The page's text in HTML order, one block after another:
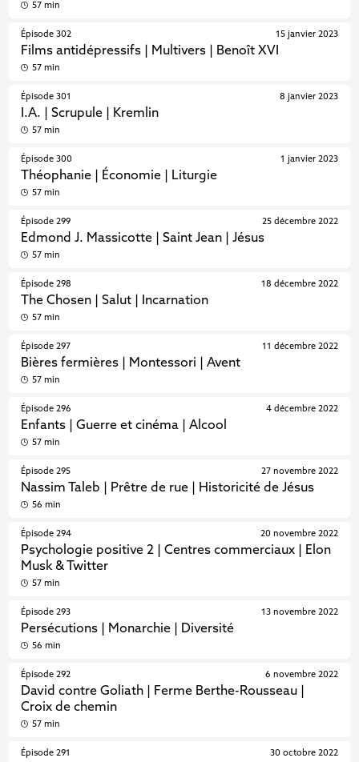
57 min
Épisode 302
Films antidépressifs | Multivers | Benoît XVI
15 janvier 2023
57 min
Épisode 301
I.A. | Scrupule | Kremlin
8 janvier 2023
57 min
Épisode 300
Théophanie | Économie | Liturgie
1 janvier 2023
57 min
Épisode 299
Edmond J. Massicotte | Saint Jean | Jésus
25 décembre 2022
57 min
Épisode 298
The Chosen | Salut | Incarnation
18 décembre 2022
57 min
Épisode 297
Bières fermières | Montessori | Avent
11 décembre 2022
57 min
Épisode 296
Enfants | Guerre et cinéma | Alcool
4 décembre 2022
57 min
Épisode 295
Nassim Taleb | Prêtre de rue | Historicité de Jésus
27 novembre 2022
56 min
Épisode 294
Psychologie positive 2 | Centres commerciaux | Elon
Musk & Twitter
20 novembre 2022
57 min
Épisode 293
Persécutions | Monarchie | Diversité
13 novembre 2022
56 min
Épisode 292
David contre Goliath | Ferme Berthe-Rousseau |
Croix de chemin
6 novembre 2022
57 min
Épisode 291 30 octobre 2022